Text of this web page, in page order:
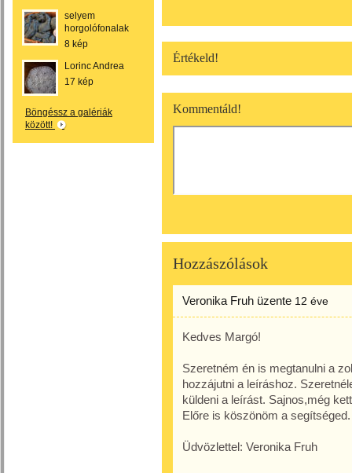
selyem
horgolófonalak
8 kép
Lorinc Andrea
17 kép
Böngéssz a galériák
között!
Értékeld!
Kommentáld!
Hozzászólások
Veronika Fruh üzente 12 éve
Kedves Margó!
Szeretném én is megtanulni a
hozzájutni a leíráshoz.
küldeni a leírást. Sajnos,még
Előre is köszönöm a segítséged.
Üdvözlettel: Veronika Fruh